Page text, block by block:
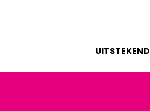
UITSTEKEND